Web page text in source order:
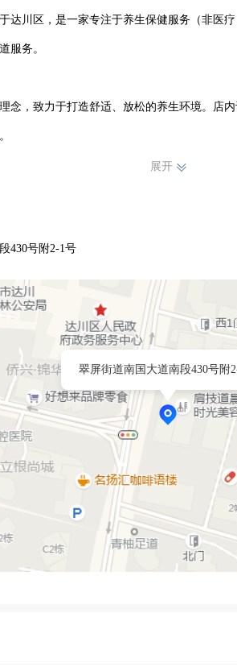
达川区，是一家专注于养生保健服务（非医
服务。
念，致力于打造舒适、放松的养生环境。店
他养生保健项目，满足不同顾客的需求。我
续努力，不断提升服务品质，为达川区的顾
展开
430号附2-1号
翠屏街道南国大道南段430号附